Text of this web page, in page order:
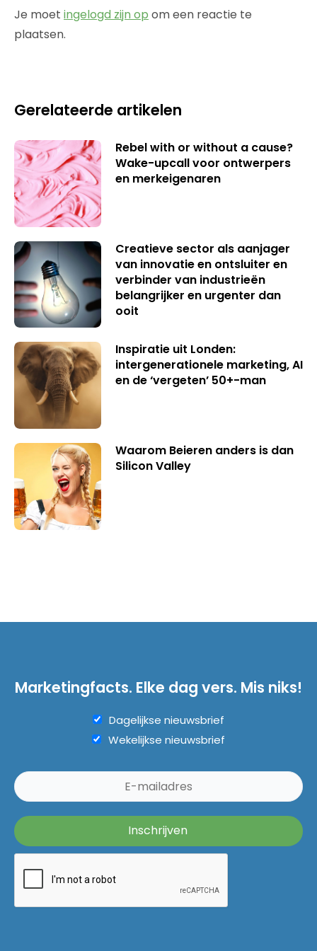
Je moet ingelogd zijn op om een reactie te
plaatsen.
Gerelateerde artikelen
Rebel with or without a cause?
Wake-upcall voor ontwerpers
en merkeigenaren
Creatieve sector als aanjager
van innovatie en ontsluiter en
verbinder van industrieën
belangrijker en urgenter dan
ooit
Inspiratie uit Londen:
intergenerationele marketing, AI
en de ‘vergeten’ 50+-man
Waarom Beieren anders is dan
Silicon Valley
Marketingfacts. Elke dag vers. Mis niks!
Dagelijkse nieuwsbrief
Wekelijkse nieuwsbrief